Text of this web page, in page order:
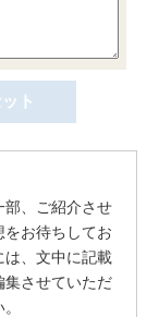
部、ご紹介させ
お待ちしてお
は、文中に記載
集させていただ